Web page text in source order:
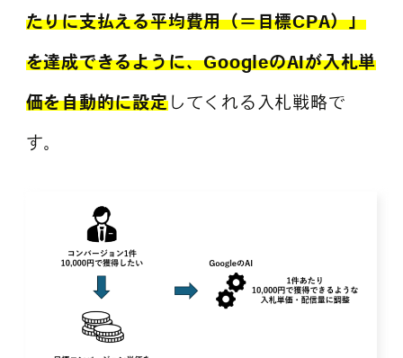
たりに支払える平均費用（＝目標CPA）」
を達成できるように、GoogleのAIが入札単
価を自動的に設定してくれる入札戦略で
す。